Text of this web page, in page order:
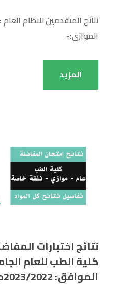
نتائج المتقدمين للنظام
الموازي:-
المزيد
نتائج اختبارات
الموافق: 2023/2022م